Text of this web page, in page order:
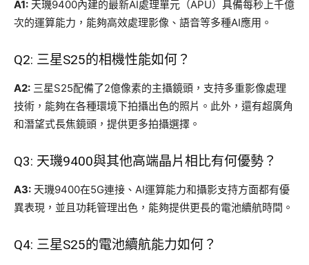
A1: 天璣9400內建的最新AI處理單元（APU）具備每秒上千億
次的運算能力，能夠高效處理影像、語音等多種AI應用。
Q2: 三星S25的相機性能如何？
A2: 三星S25配備了2億像素的主攝鏡頭，支持多重影像處理
技術，能夠在各種環境下拍攝出色的照片。此外，還有超廣角
和潛望式長焦鏡頭，提供更多拍攝選擇。
Q3: 天璣9400與其他高端晶片相比有何優勢？
A3: 天璣9400在5G連接、AI運算能力和攝影支持方面都有優
異表現，並且功耗管理出色，能夠提供更長的電池續航時間。
Q4: 三星S25的電池續航能力如何？